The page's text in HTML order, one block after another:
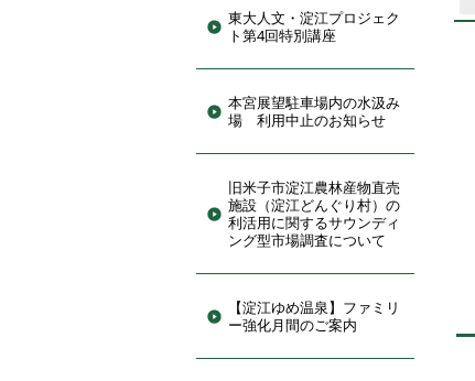
東大人文・淀江プロジェク
ト第4回特別講座
本宮展望駐車場内の水汲み
場 利用中止のお知らせ
旧米子市淀江農林産物直売
施設（淀江どんぐり村）の
利活用に関するサウンディ
ング型市場調査について
【淀江ゆめ温泉】ファミリ
ー強化月間のご案内